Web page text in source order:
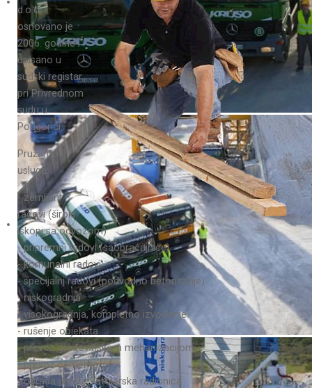
d.o.o.
osnovano je
2006. godine i
upisano u
sudski registar
pri Privrednom
sudu u
Podgorici.
Pružamo
usluge:
- zemljani
radovi (široki
iskopi sa odvozom)
- pripremni radovi (saobraćajnice)
- komunalni radovi
- specijalni radovi (podvodno betoniranje)
- niskogradnja
- visokogradnja, kompletno izvođenje
- rušenje objekata
- prevoz građevinskom mehanizacijom
- prevoz cementa
- obrada drveta - stolarska radionica